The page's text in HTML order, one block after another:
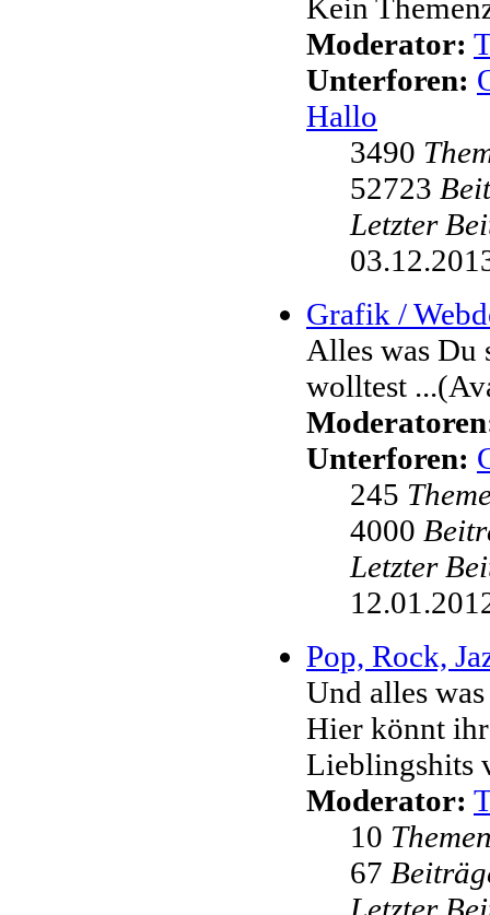
Kein
Moderator:
Unterforen:
Hallo
3490
52723
Letzter
Grafik /
Alles was Du
wolltest
Unterforen:
245
4000
Letzter
Pop, Rock,
Und alles
Hier könnt
Lieblingshits
Moderator:
10
67